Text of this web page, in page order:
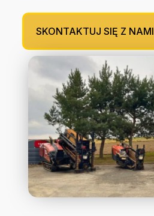
SKONTAKTUJ SIĘ Z NAMI